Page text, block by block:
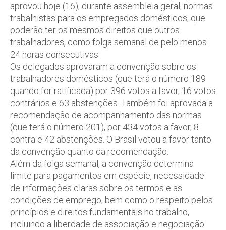
aprovou hoje (16), durante assembleia geral, normas
trabalhistas para os empregados domésticos, que
poderão ter os mesmos direitos que outros
trabalhadores, como folga semanal de pelo menos
24 horas consecutivas.
Os delegados aprovaram a convenção sobre os
trabalhadores domésticos (que terá o número 189
quando for ratificada) por 396 votos a favor, 16 votos
contrários e 63 abstenções. Também foi aprovada a
recomendação de acompanhamento das normas
(que terá o número 201), por 434 votos a favor, 8
contra e 42 abstenções. O Brasil votou a favor tanto
da convenção quanto da recomendação.
Além da folga semanal, a convenção determina
limite para pagamentos em espécie, necessidade
de informações claras sobre os termos e as
condições de emprego, bem como o respeito pelos
princípios e direitos fundamentais no trabalho,
incluindo a liberdade de associação e negociação